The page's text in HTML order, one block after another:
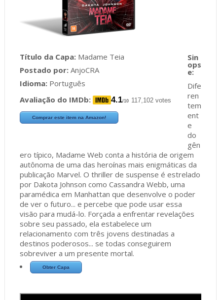
Título da Capa:Madame Teia
Postado por:AnjoCRA
Idioma:Português
Avaliação do IMDb:
4.1/10 117,102 votes
Comprar este item na Amazon!
Dife
ren
tem
ent
e
do
gên
ero típico, Madame Web conta a história de origem
autônoma de uma das heroínas mais enigmáticas da
publicação Marvel. O thriller de suspense é estrelado
por Dakota Johnson como Cassandra Webb, uma
paramédica em Manhattan que desenvolve o poder
de ver o futuro... e percebe que pode usar essa
visão para mudá-lo. Forçada a enfrentar revelações
sobre seu passado, ela estabelece um
relacionamento com três jovens destinadas a
destinos poderosos... se todas conseguirem
sobreviver a um presente mortal.
Obter Capa